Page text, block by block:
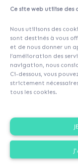
Ce site web utilise des
Nous utilisons des
sont destinés à vous
et de nous donner un
l’amélioration des
navigation, nous
Ci-dessous, vous
strictement
tous les cookies.
Contributeurs(42)